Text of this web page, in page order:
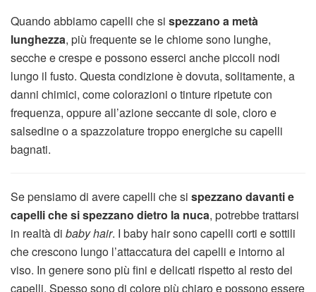
Quando abbiamo capelli che si spezzano a metà
lunghezza, più frequente se le chiome sono lunghe,
secche e crespe e possono esserci anche piccoli nodi
lungo il fusto. Questa condizione è dovuta, solitamente, a
danni chimici, come colorazioni o tinture ripetute con
frequenza, oppure all’azione seccante di sole, cloro e
salsedine o a spazzolature troppo energiche su capelli
bagnati.
Se pensiamo di avere capelli che si spezzano davanti e
capelli che si spezzano dietro la nuca, potrebbe trattarsi
in realtà di baby hair. I baby hair sono capelli corti e sottili
che crescono lungo l’attaccatura dei capelli e intorno al
viso. In genere sono più fini e delicati rispetto al resto dei
capelli. Spesso sono di colore più chiaro e possono essere